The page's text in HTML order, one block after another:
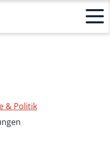
& Politik